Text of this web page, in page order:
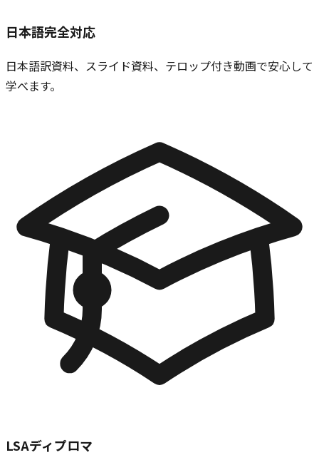
日本語完全対応
日本語訳資料、スライド資料、テロップ付き動画で安心して
学べます。
LSAディプロマ